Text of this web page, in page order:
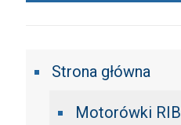
Strona główna
Motorówki